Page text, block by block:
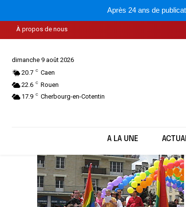
Après 24 ans de
À propos de nous
dimanche 9 août 2026
20.7 C Caen
22.6 C Rouen
17.9 C Cherbourg-en-Cotentin
A LA UNE